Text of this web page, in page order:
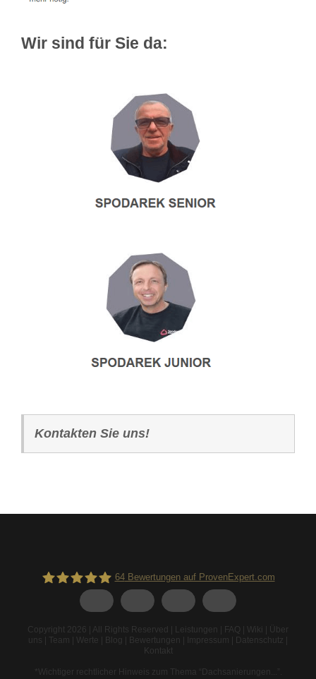
Wir sind für Sie da:
Kontakten Sie uns!
64Bewertungen auf ProvenExpert.com
Copyright 2026 | All Rights Reserved | Leistungen | FAQ | Wiki | Über
uns | Team | Werte | Blog | Bewertungen | Impressum | Datenschutz |
Kontakt
*Wichtiger rechtlicher Hinweis zum Thema “Dachsanierungen...” .